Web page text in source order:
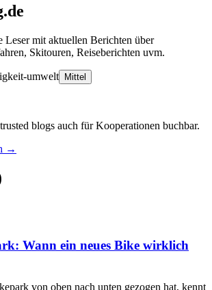
Leser mit aktuellen Berichten über
Skitouren, Reiseberichten uvm.
umwelt Mittel
blogs auch für Kooperationen buchbar.
→
Wann ein neues Bike wirklich
von oben nach unten gezogen hat, kennt